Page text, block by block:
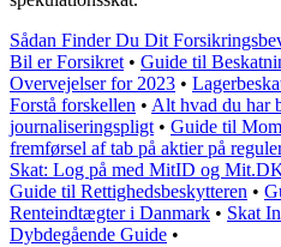
Sådan Finder Du Dit
Bil er Forsikret • Guide til
Overvejelser for 2023 •
Forstå forskellen • Alt hvad du har
journaliseringspligt • Guide til
fremførsel af tab på aktier på
Skat: Log på med MitID og
Guide til Rettighedsbeskytteren •
Renteindtægter i Danmark • Skat
Dybdegående Guide •